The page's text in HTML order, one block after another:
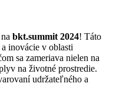
bkt.summit 2024! Táto
inovácie v oblasti
sa zameriava nielen na
na životné prostredie.
udržateľného a